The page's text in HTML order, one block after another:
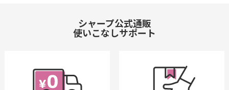
シャープ公式通販
使いこなしサポート